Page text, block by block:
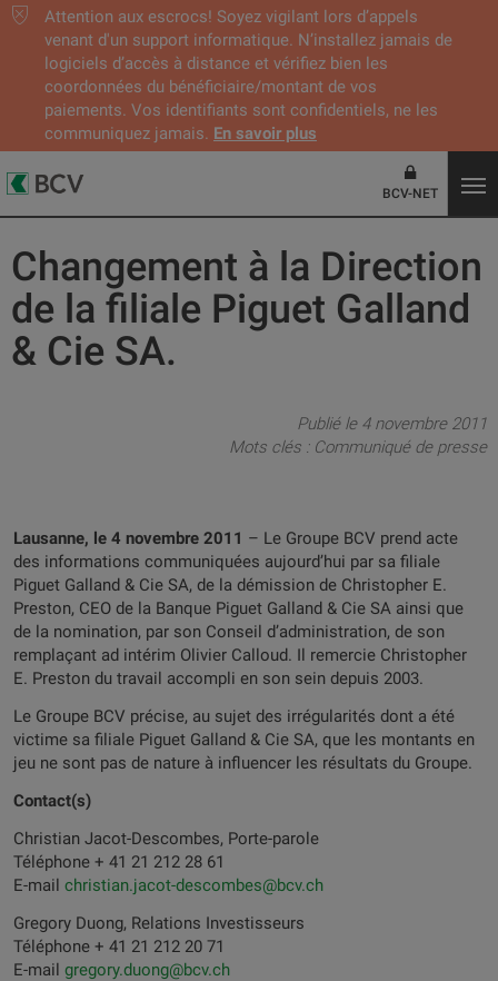
Attention aux escrocs! Soyez vigilant lors d’appels
venant d'un support informatique. N’installez jamais de
logiciels d’accès à distance et vérifiez bien les
coordonnées du bénéficiaire/montant de vos
paiements. Vos identifiants sont confidentiels, ne les
communiquez jamais. En savoir plus
BCV-NET
Changement à la Direction
de la filiale Piguet Galland
& Cie SA.
Publié le 4 novembre 2011
Mots clés : Communiqué de presse
Lausanne, le 4 novembre 2011 – Le Groupe BCV prend acte
des informations communiquées aujourd’hui par sa filiale
Piguet Galland & Cie SA, de la démission de Christopher E.
Preston, CEO de la Banque Piguet Galland & Cie SA ainsi que
de la nomination, par son Conseil d’administration, de son
remplaçant ad intérim Olivier Calloud. Il remercie Christopher
E. Preston du travail accompli en son sein depuis 2003.
Le Groupe BCV précise, au sujet des irrégularités dont a été
victime sa filiale Piguet Galland & Cie SA, que les montants en
jeu ne sont pas de nature à influencer les résultats du Groupe.
Contact(s)
Christian Jacot-Descombes, Porte-parole
Téléphone + 41 21 212 28 61
E-mail christian.jacot-descombes@bcv.ch
Gregory Duong, Relations Investisseurs
Téléphone + 41 21 212 20 71
E-mail gregory.duong@bcv.ch